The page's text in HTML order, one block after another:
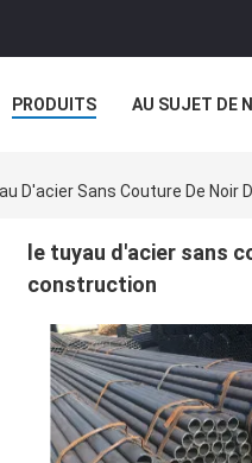
PRODUITS AU SUJET DE
D'acier Sans Couture De Noir
le tuyau d'acier sans
construction